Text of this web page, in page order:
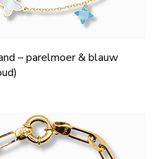
– parelmoer & blauw